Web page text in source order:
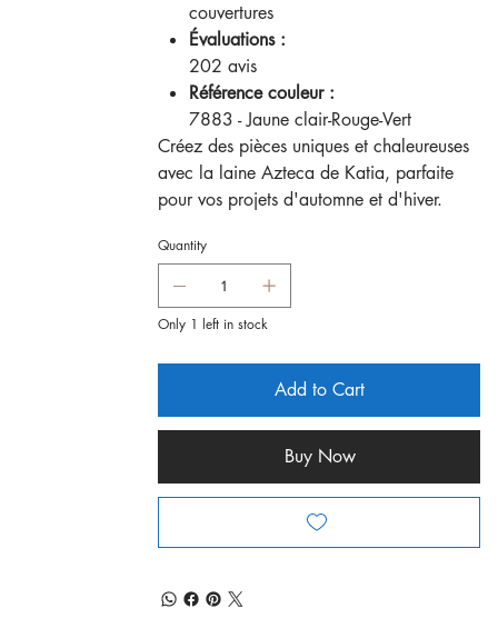
couvertures
Évaluations :
202 avis
Référence couleur :
7883 - Jaune clair-Rouge-Vert
Créez des pièces uniques et chaleureuses
avec la laine Azteca de Katia, parfaite
pour vos projets d'automne et d'hiver.
Quantity
Only 1 left in stock
Add to Cart
Buy Now